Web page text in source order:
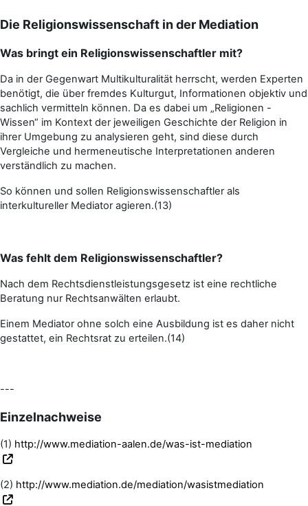
Die Religionswissenschaft in der Mediation
Was bringt ein Religionswissenschaftler mit?
Da in der Gegenwart Multikulturalität herrscht, werden Experten
benötigt, die über fremdes Kulturgut, Informationen objektiv und
sachlich vermitteln können. Da es dabei um „Religionen -
Wissen“ im Kontext der jeweiligen Geschichte der Religion in
ihrer Umgebung zu analysieren geht, sind diese durch
Vergleiche und hermeneutische Interpretationen anderen
verständlich zu machen.
So können und sollen Religionswissenschaftler als
interkultureller Mediator agieren.(13)
Was fehlt dem Religionswissenschaftler?
Nach dem Rechtsdienstleistungsgesetz ist eine rechtliche
Beratung nur Rechtsanwälten erlaubt.
Einem Mediator ohne solch eine Ausbildung ist es daher nicht
gestattet, ein Rechtsrat zu erteilen.(14)
---
Einzelnachweise
(1) http://www.mediation-aalen.de/was-ist-mediation
(2) http://www.mediation.de/mediation/wasistmediation